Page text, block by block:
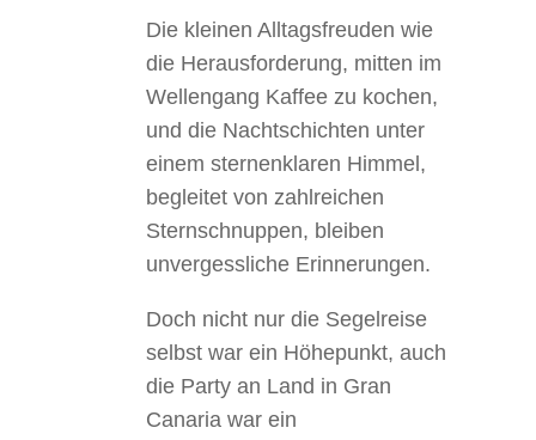
Die kleinen Alltagsfreuden wie
die Herausforderung, mitten im
Wellengang Kaffee zu kochen,
und die Nachtschichten unter
einem sternenklaren Himmel,
begleitet von zahlreichen
Sternschnuppen, bleiben
unvergessliche Erinnerungen.
Doch nicht nur die Segelreise
selbst war ein Höhepunkt, auch
die Party an Land in Gran
Canaria war ein